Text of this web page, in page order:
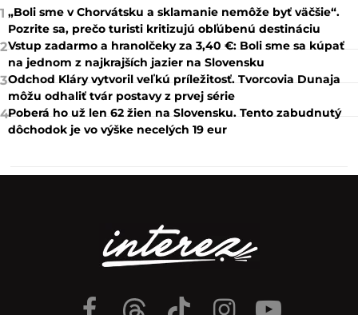
1 „Boli sme v Chorvátsku a sklamanie nemôže byť väčšie“.
Pozrite sa, prečo turisti kritizujú obľúbenú destináciu
2Vstup zadarmo a hranolčeky za 3,40 €: Boli sme sa kúpať
na jednom z najkrajších jazier na Slovensku
3Odchod Kláry vytvoril veľkú príležitosť. Tvorcovia Dunaja
môžu odhaliť tvár postavy z prvej série
4Poberá ho už len 62 žien na Slovensku. Tento zabudnutý
dôchodok je vo výške necelých 19 eur